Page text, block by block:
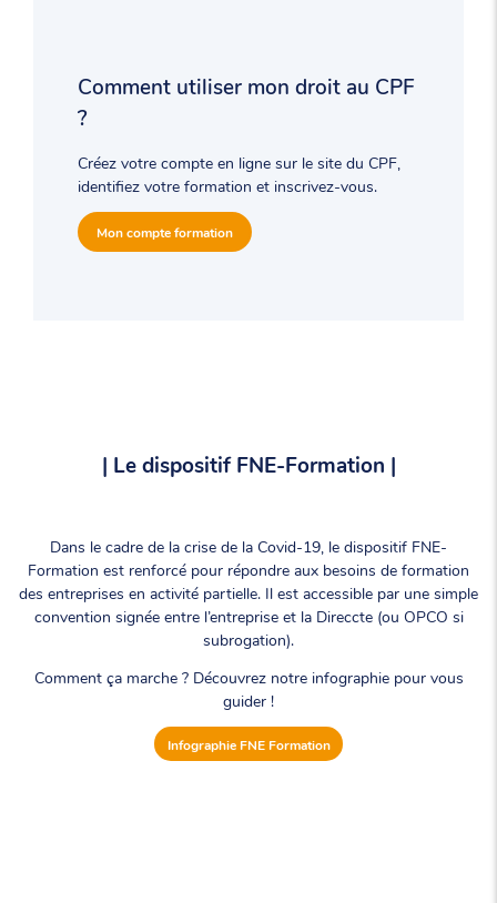
Comment utiliser mon droit au CPF
?
Créez votre compte en ligne sur le site du CPF,
identifiez votre formation et inscrivez-vous.
Mon compte formation
| Le dispositif FNE-Formation |
Dans le cadre de la crise de la Covid-19, le dispositif FNE-
Formation est renforcé pour répondre aux besoins de formation
des entreprises en activité partielle. Il est accessible par une simple
convention signée entre l’entreprise et la Direccte (ou OPCO si
subrogation).
Comment ça marche ? Découvrez notre infographie pour vous
guider !
Infographie FNE Formation